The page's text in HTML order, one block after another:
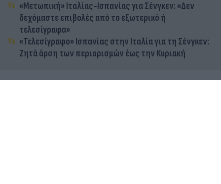
«Μετωπική» Ιταλίας-Ισπανίας για Σένγκεν: «Δεν
δεχόμαστε επιβολές από το εξωτερικό ή
τελεσίγραφα»
«Τελεσίγραφο» Ισπανίας στην Ιταλία για τη Σένγκεν:
Ζητά άρση των περιορισμών έως την Κυριακή